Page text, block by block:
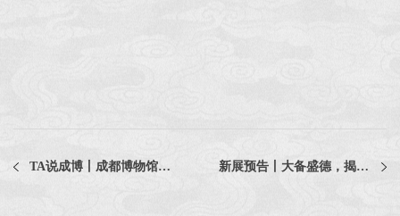
TA说成博丨成都博物馆：文物成为历史叙事的活教材 新展预告丨大备盛德，揭秘青铜背后的王朝礼仪与曾鄂国荣衰